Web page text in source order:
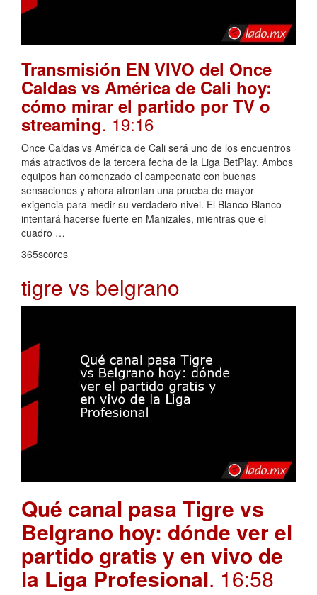
Transmisión EN VIVO del Once
Caldas vs América de Cali hoy:
cómo mirar el partido por TV o
streaming. 19:16
Once Caldas vs América de Cali será uno de los encuentros
más atractivos de la tercera fecha de la Liga BetPlay. Ambos
equipos han comenzado el campeonato con buenas
sensaciones y ahora afrontan una prueba de mayor
exigencia para medir su verdadero nivel. El Blanco Blanco
intentará hacerse fuerte en Manizales, mientras que el
cuadro …
365scores
tigre vs belgrano
Qué canal pasa Tigre vs
Belgrano hoy: dónde ver el
partido gratis y en vivo de
la Liga Profesional. 16:58